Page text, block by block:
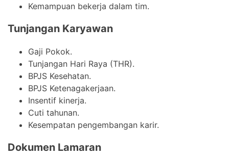
Kemampuan bekerja dalam tim.
Tunjangan Karyawan
Gaji Pokok.
Tunjangan Hari Raya (THR).
BPJS Kesehatan.
BPJS Ketenagakerjaan.
Insentif kinerja.
Cuti tahunan.
Kesempatan pengembangan karir.
Dokumen Lamaran